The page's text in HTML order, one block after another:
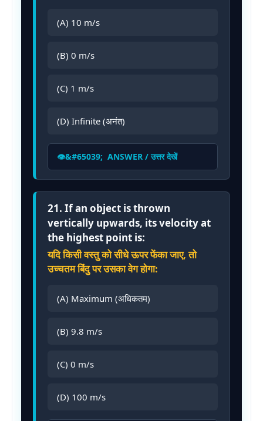
(A) 10 m/s
(B) 0 m/s
(C) 1 m/s
(D) Infinite (अनंत)
ANSWER / उत्तर देखें
21. If an object is thrown
vertically upwards, its velocity at
the highest point is:
यदि किसी वस्तु को सीधे ऊपर फेंका जाए, तो
उच्चतम बिंदु पर उसका वेग होगा:
(A) Maximum (अधिकतम)
(B) 9.8 m/s
(C) 0 m/s
(D) 100 m/s